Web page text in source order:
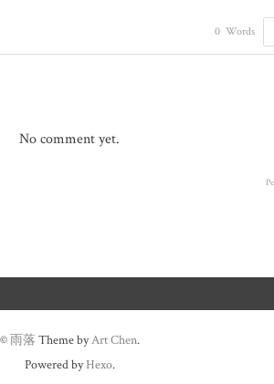
0 Words
No comment yet.
©雨落 Theme byArt Chen.
Powered byHexo.